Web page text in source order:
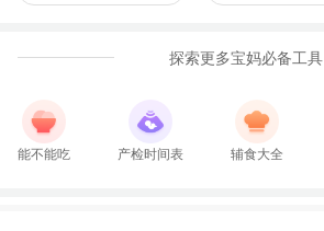
探索更多宝妈必备工具
能不能吃 产检时间表 辅食大全